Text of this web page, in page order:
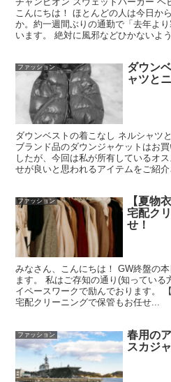
こんにちは！ ほとんどの人は今日か
か。約一週間ぶりの通勤で「去年よ
います。 絶対に風邪などひかないよう
ファッション
ダウン
ャツと
ダウンベストの着こなし ネルシャツ
ブランド品のダウンジャケットはお
したが、今回は私が所有しているオ
せが良いと思われるアイテムをご紹介
ファッション
【夏物
宅配ク
せ！
みなさん、こんにちは！ GW終盤の
ます。 私はご存知の通り(知っている
イペースワークで励んでおります。
宅配クリーニングで保管もお任せ...
ファッション
春用の
スカジ